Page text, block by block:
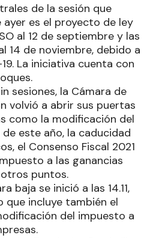
de la sesión que
ayer es el proyecto de ley
al 12 de septiembre y las
14 de noviembre, debido a
La iniciativa cuenta con
sesiones, la Cámara de
volvió a abrir sus puertas
como la modificación del
este año, la caducidad
el Consenso Fiscal 2021
a las ganancias
puntos.
baja se inició a las 14.11,
que incluye también el
del impuesto a